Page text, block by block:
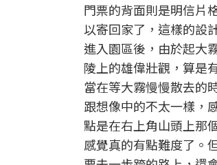
門票的背面則是明信片
以寄回家了，這樣的設
進入園區後，由於起大
陵上的雄偉壯觀，算是
當在等大霧慢慢散去的
跟想像中的不太一樣，
點是在右上角山頭上那
感覺真的有點難度了。